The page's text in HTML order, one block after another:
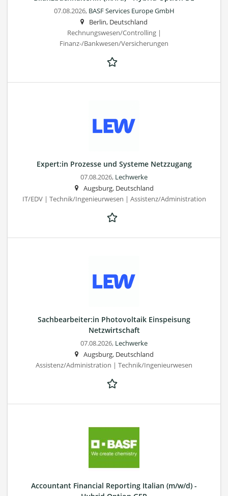
07.08.2026, BASF Services Europe GmbH
Berlin, Deutschland
Rechnungswesen/Controlling |
Finanz-/Bankwesen/Versicherungen
Expert:in Prozesse und Systeme Netzzugang
07.08.2026, Lechwerke
Augsburg, Deutschland
IT/EDV | Technik/Ingenieurwesen | Assistenz/Administration
Sachbearbeiter:in Photovoltaik Einspeisung
Netzwirtschaft
07.08.2026, Lechwerke
Augsburg, Deutschland
Assistenz/Administration | Technik/Ingenieurwesen
Accountant Financial Reporting Italian (m/w/d) -